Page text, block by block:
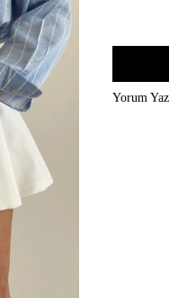
Yorum Yaz